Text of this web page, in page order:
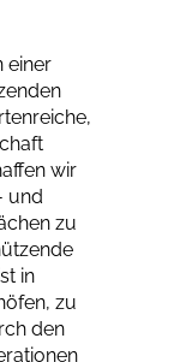
einer
wir
und
zu
in
zu
den